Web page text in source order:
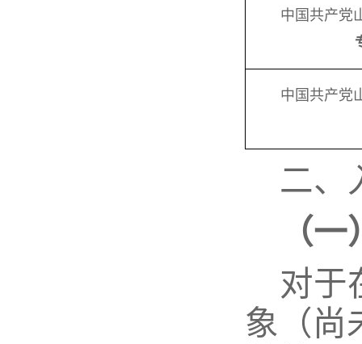
中国共产党
中国共产党
二、
（
对于
象（尚